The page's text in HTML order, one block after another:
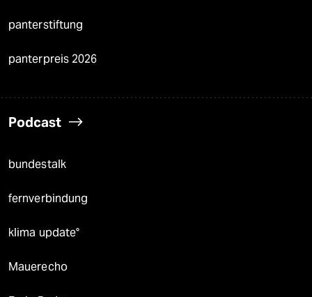
panterstiftung
panterpreis 2026
Podcast
bundestalk
fernverbindung
klima update°
Mauerecho